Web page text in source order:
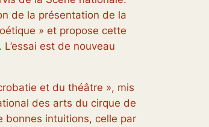
de la présentation de la
» et propose cette
L’essai est de nouveau
et du théâtre », mis
des arts du cirque de
bonnes intuitions, celle par